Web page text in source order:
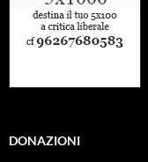
DONAZIONI